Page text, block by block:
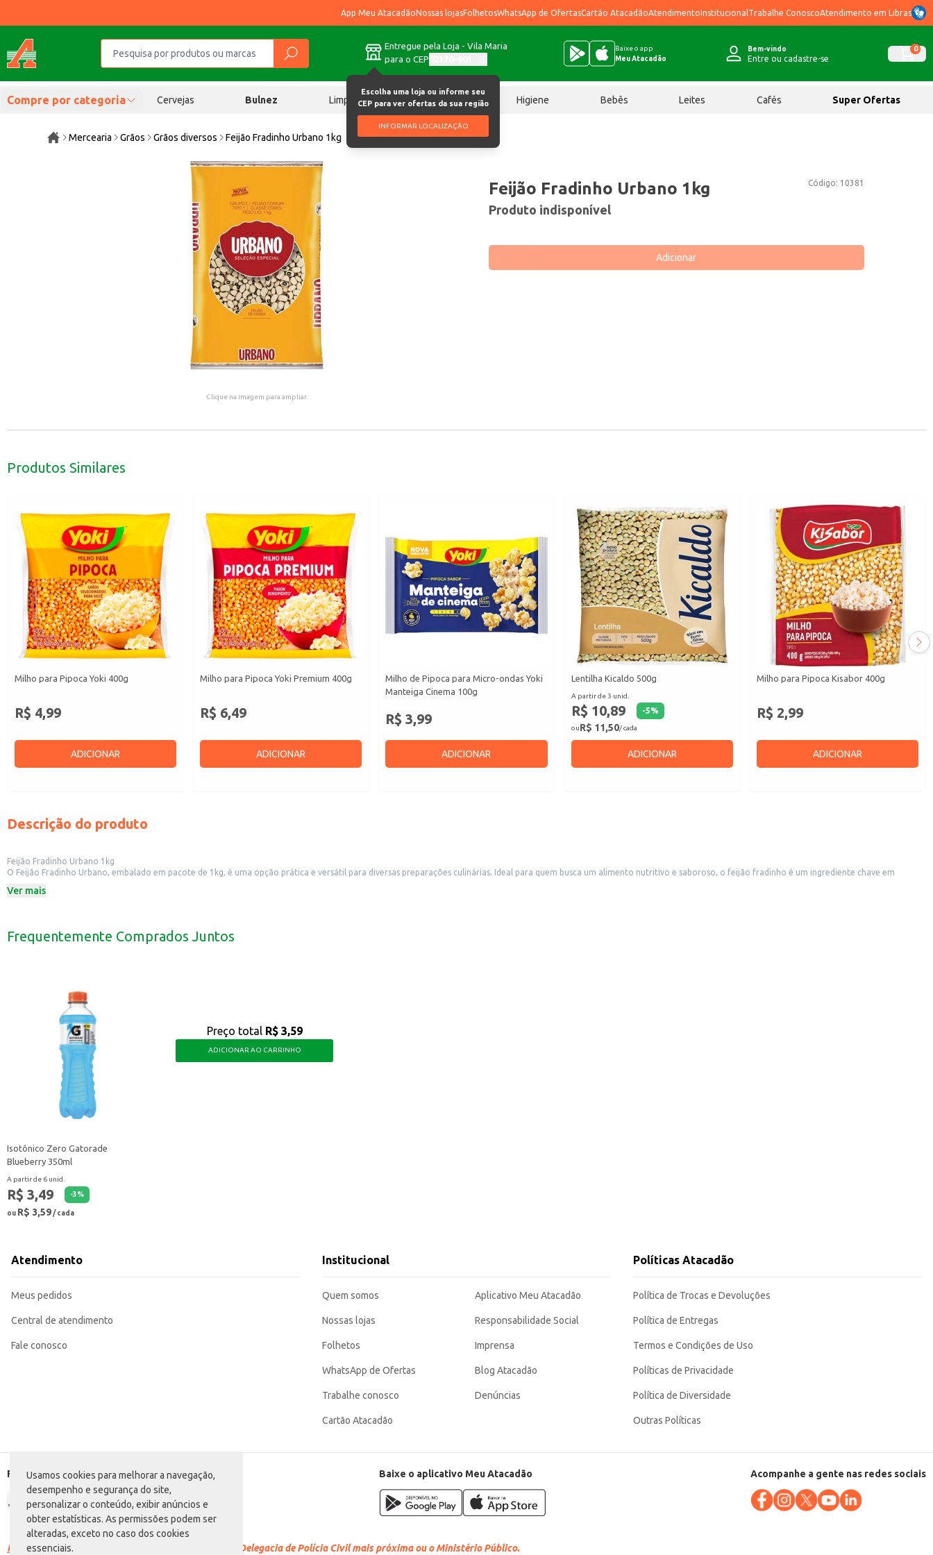
Usamos cookies para melhorar a navegação,
desempenho e segurança do site,
personalizar o conteúdo, exibir anúncios e
obter estatísticas. As permissões podem ser
alteradas, exceto no caso dos cookies
essenciais.
App Meu AtacadãoNossas lojasFolhetosWhatsApp de OfertasCartão AtacadãoAtendimentoInstitucional Trabalhe ConoscoAtendimento em Libras
Entregue pela Loja - Vila Maria
para o CEP
Escolha uma loja ou informe seu
CEP para ver ofertas da sua região
INFORMAR LOCALIZAÇÃO
Baixe o app
Meu Atacadão
Bem-vindo
Entre ou cadastre-se
0
Compre por categoria Cervejas Bulnez Limpeza Chocolates Higiene Bebês Leites Cafés Super Ofertas
Mercearia Grãos Grãos diversos Feijão Fradinho Urbano 1kg
Clique na imagem para ampliar.
Código: 10381
Feijão Fradinho Urbano 1kg
Produto indisponível
Adicionar
Produtos Similares
Milho para Pipoca Yoki 400g
R$ 4,99
ADICIONAR
Milho para Pipoca Yoki Premium 400g
R$ 6,49
ADICIONAR
Milho de Pipoca para Micro-ondas Yoki
Manteiga Cinema 100g
R$ 3,99
ADICIONAR
Lentilha Kicaldo 500g
A partir de 3 unid.
R$ 10,89 -5%
ouR$ 11,50/ cada
ADICIONAR
Milho para Pipoca Kisabor 400g
R$ 2,99
ADICIONAR
Descrição do produto
Feijão Fradinho Urbano 1kg
O Feijão Fradinho Urbano, embalado em pacote de 1kg, é uma opção prática e versátil para diversas preparações culinárias. Ideal para quem busca um alimento nutritivo e saboroso, o feijão fradinho é um ingrediente chave em
Dicas de Uso:
Ideal para quem busca uma alimentação equilibrada e rica em proteínas.
Ver mais
Frequentemente Comprados Juntos
Isotônico Zero Gatorade
Blueberry 350ml
A partir de 6 unid.
R$ 3,49 -3%
ou R$ 3,59/ cada
Preço total R$ 3,59
ADICIONAR AO CARRINHO
Atendimento
Meus pedidos
Central de atendimento
Fale conosco
Institucional
Quem somos
Nossas lojas
Folhetos
WhatsApp de Ofertas
Trabalhe conosco
Cartão Atacadão
Aplicativo Meu Atacadão
Responsabilidade Social
Imprensa
Blog Atacadão
Denúncias
Políticas Atacadão
Política de Trocas e Devoluções
Política de Entregas
Termos e Condições de Uso
Políticas de Privacidade
Política de Diversidade
Outras Políticas
Formas de pagamento Baixe o aplicativo Meu Atacadão Acompanhe a gente nas redes sociais
Racismo é crime. Denuncie. Disque 100 ou procure a Delegacia de Polícia Civil mais próxima ou o Ministério Público.